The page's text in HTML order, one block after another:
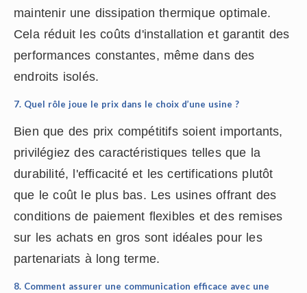
maintenir une dissipation thermique optimale.
Cela réduit les coûts d'installation et garantit des
performances constantes, même dans des
endroits isolés.
7. Quel rôle joue le prix dans le choix d’une usine ?
Bien que des prix compétitifs soient importants,
privilégiez des caractéristiques telles que la
durabilité, l'efficacité et les certifications plutôt
que le coût le plus bas. Les usines offrant des
conditions de paiement flexibles et des remises
sur les achats en gros sont idéales pour les
partenariats à long terme.
8. Comment assurer une communication efficace avec une